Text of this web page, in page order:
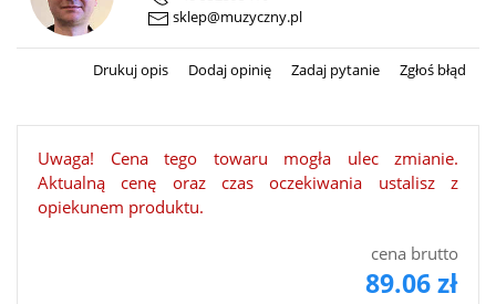
sklep@muzyczny.pl
Drukuj opis Dodaj opinię Zadaj pytanie Zgłoś błąd
Uwaga! Cena tego towaru mogła ulec zmianie.
Aktualną cenę oraz czas oczekiwania ustalisz z
opiekunem produktu.
cena brutto
89.06 zł